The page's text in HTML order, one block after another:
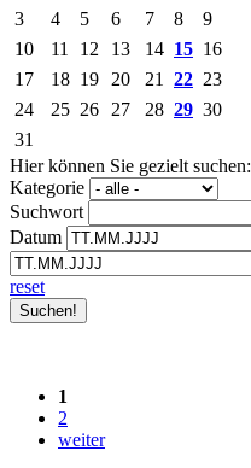
3
4 5 6 7 8
9
10
11 12 13 14 15 16
17
18 19 20 21 22 23
24
25 26 27 28 29 30
31
Hier können Sie gezielt suchen:
Kategorie
Suchwort
Datum
reset
1
2
weiter